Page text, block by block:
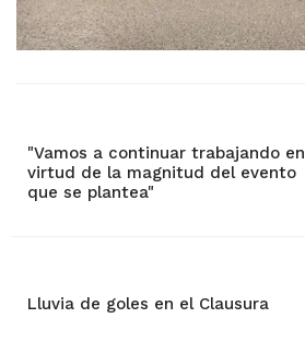
"Vamos a continuar trabajando en
virtud de la magnitud del evento
que se plantea"
Lluvia de goles en el Clausura